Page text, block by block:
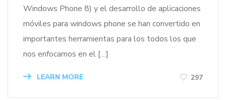
Windows Phone 8) y el desarrollo de aplicaciones
móviles para windows phone se han convertido en
importantes herramientas para los todos los que
nos enfocamos en el […]
LEARN MORE 297